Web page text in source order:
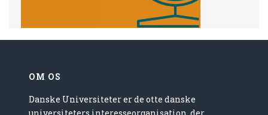
OM OS
Danske Universiteter er de otte danske